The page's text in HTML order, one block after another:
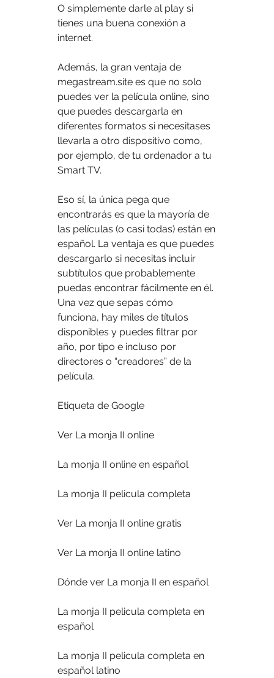
O simplemente darle al play si
tienes una buena conexión a
internet.
Además, la gran ventaja de
megastream.site es que no solo
puedes ver la película online, sino
que puedes descargarla en
diferentes formatos si necesitases
llevarla a otro dispositivo como,
por ejemplo, de tu ordenador a tu
Smart TV.
Eso sí, la única pega que
encontrarás es que la mayoría de
las películas (o casi todas) están en
español. La ventaja es que puedes
descargarlo si necesitas incluir
subtítulos que probablemente
puedas encontrar fácilmente en él.
Una vez que sepas cómo
funciona, hay miles de títulos
disponibles y puedes filtrar por
año, por tipo e incluso por
directores o “creadores” de la
película.
Etiqueta de Google
Ver La monja II online
La monja II online en español
La monja II pelicula completa
Ver La monja II online gratis
Ver La monja II online latino
Dónde ver La monja II en español
La monja II pelicula completa en
español
La monja II pelicula completa en
español latino